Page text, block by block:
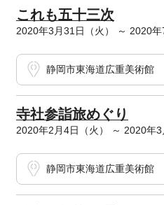
これも五十三次
2020年3月31日（火） ～ 2020年
静岡市東海道広重美術館
寺社参詣旅めぐり
2020年2月4日（火） ～ 2020年3
静岡市東海道広重美術館